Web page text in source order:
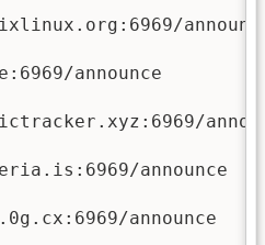
announce
announce
announce